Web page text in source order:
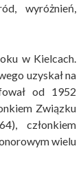
wyróżnień,
w Kielcach.
uzyskał na
od 1952
Związku
członkiem
wielu